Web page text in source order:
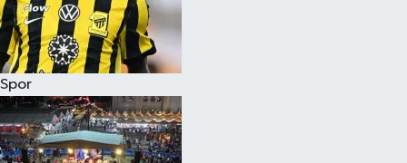
Spor